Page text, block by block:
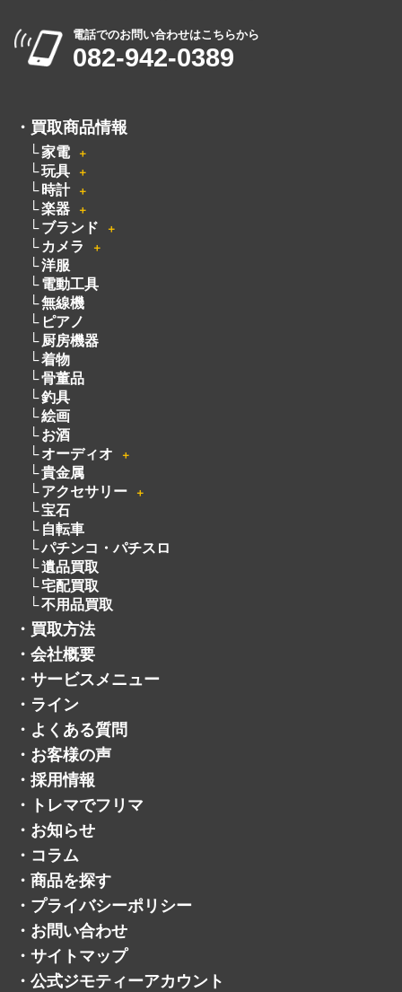
電話でのお問い合わせはこちらから
082-942-0389
・ 買取商品情報
家電 ＋
玩具 ＋
時計 ＋
楽器 ＋
ブランド ＋
カメラ ＋
洋服
電動工具
無線機
ピアノ
厨房機器
着物
骨董品
釣具
絵画
お酒
オーディオ
＋
貴金属
アクセサリー
＋
宝石
自転車
パチンコ・パチスロ
遺品買取
宅配買取
不用品買取
・ 買取方法
・ 会社概要
・ サービスメニュー
・ ライン
・ よくある質問
・ お客様の声
・ 採用情報
・
トレマでフリマ
・ お知らせ
・ コラム
・ 商品を探す
・ プライバシーポリシー
・ お問い合わせ
・ サイトマップ
・ 公式ジモティーアカウント